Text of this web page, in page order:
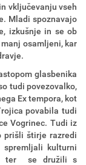
vključevanju vseh
Mladi spoznavajo
izkušnje in se ob
osamljeni, kar
glasbenika
tudi povezovalko,
Ex tempora, kot
povabila tudi
Vogrinec. Tudi iz
prišli štirje razredi
kulturni
ter se družili s